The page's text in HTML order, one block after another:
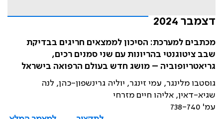
דצמבר 2024
מכתבים למערכת: הסיכון לממצאים חריגים בבדיקת
שבב ציטוגנטי בהריונות עם שני סמנים רכים,
גריאטריופוביה – מושג חדש בעולם הרפואה בישראל
גוסטבו מלינגר, עמי זינגר, יוליה גרינשפון-כהן, לנה
שגיא-דאין, אליהו חיים מזרחי
עמ' 738-740